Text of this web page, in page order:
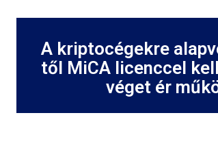
A kriptocégekre
től MiCA licenccel
véget ér